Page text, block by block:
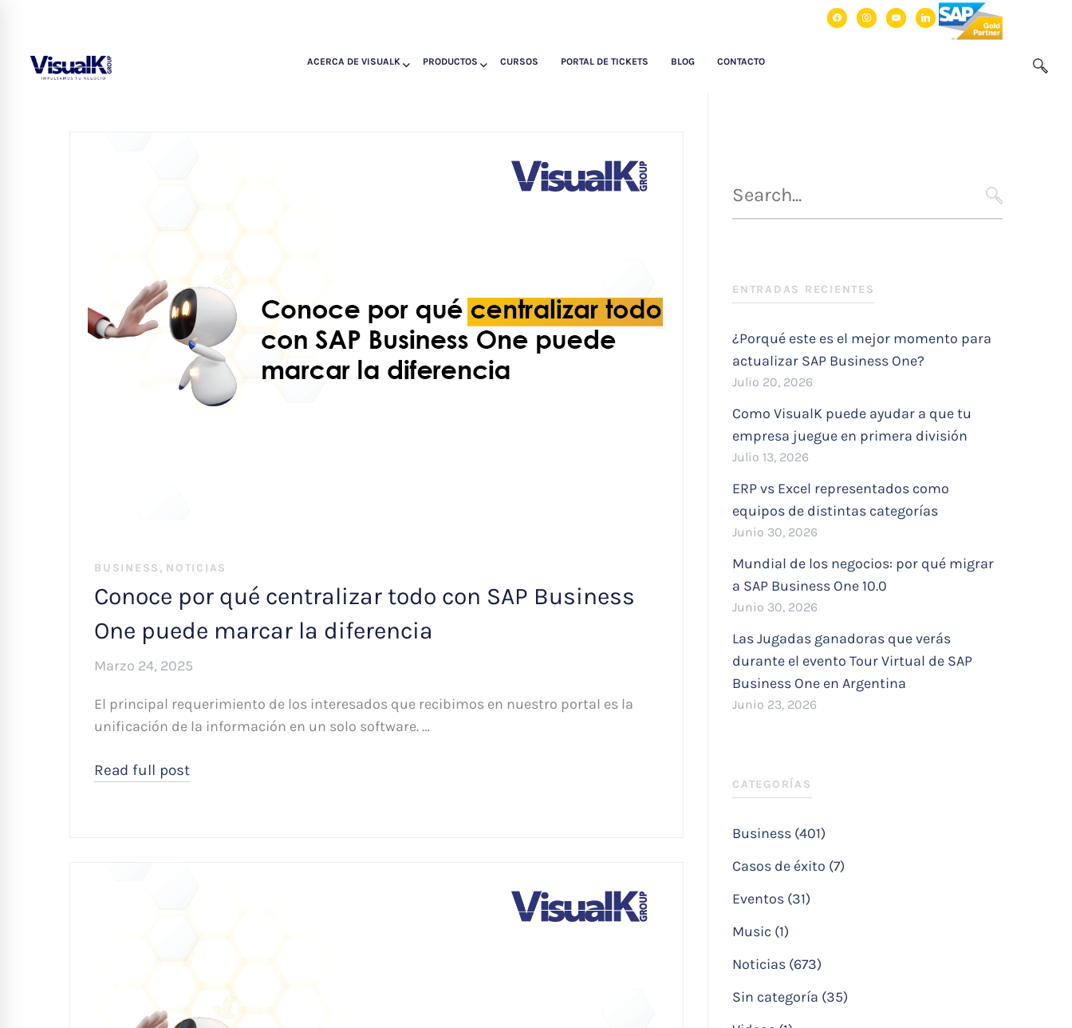
facebookinstagram
youtubelinkedin
ACERCA DE VISUALK PRODUCTOS CURSOS PORTAL DE TICKETS BLOG CONTACTO
BUSINESS , NOTICIAS
Conoce por qué centralizar todo con SAP Business
One puede marcar la diferencia
Marzo 24, 2025
El principal requerimiento de los interesados que recibimos en nuestro portal es la
unificación de la información en un solo software. …
Read full post
para
SEARCH
ENTRADAS RECIENTES
¿Porqué este es el mejor momento para
actualizar SAP Business One?
Julio 20, 2026
Como VisualK puede ayudar a que tu
empresa juegue en primera división
Julio 13, 2026
ERP vs Excel representados como
equipos de distintas categorías
Junio 30, 2026
Mundial de los negocios: por qué migrar
a SAP Business One 10.0
Junio 30, 2026
Las Jugadas ganadoras que verás
durante el evento Tour Virtual de SAP
Business One en Argentina
Junio 23, 2026
CATEGORÍAS
Business (401)
Casos de éxito (7)
Eventos (31)
Music (1)
Noticias (673)
Sin categoría (35)